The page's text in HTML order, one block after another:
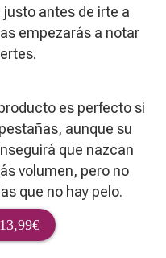
antes de irte a
empezarás a notar
es perfecto si
aunque su
que nazcan
volumen, pero no
que no hay pelo.